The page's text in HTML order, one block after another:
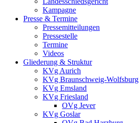
Kampagne
Presse & Termine
Pressemitteilungen
Pressestelle
Termine
Videos
Gliederung & Struktur
KVg Aurich
KVg Braunschweig-Wolfsburg
KVg Emsland
KVg Friesland
OVg Jever
KVg Goslar